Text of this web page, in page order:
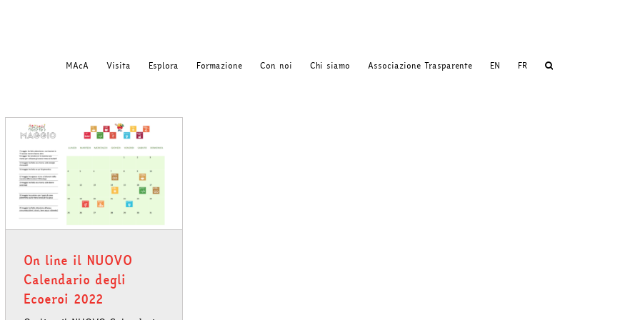
MAcA Visita Esplora Formazione Con noi Chi siamo Associazione Trasparente EN FR
On line il NUOVO
Calendario degli
Ecoeroi 2022